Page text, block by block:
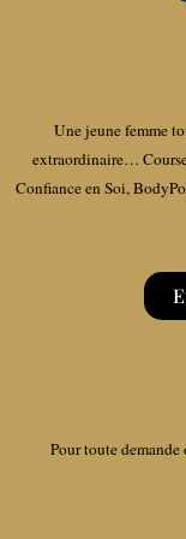
Une jeune femme
extraordinaire…
Confiance en Soi,
Pour toute demande